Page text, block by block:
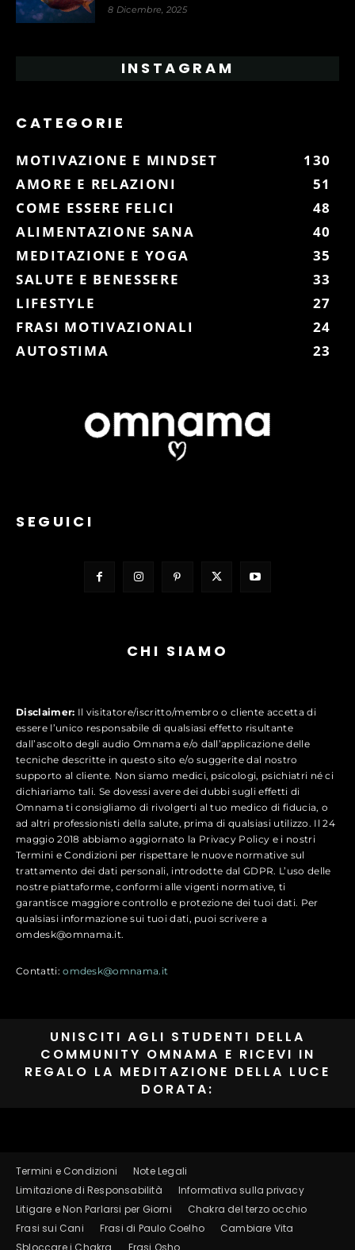
8 Dicembre, 2025
INSTAGRAM
CATEGORIE
MOTIVAZIONE E MINDSET
130
AMORE E RELAZIONI
51
COME ESSERE FELICI
48
ALIMENTAZIONE SANA
40
MEDITAZIONE E YOGA
35
SALUTE E BENESSERE
33
LIFESTYLE
27
FRASI MOTIVAZIONALI
24
AUTOSTIMA
23
SEGUICI
CHI SIAMO
Disclaimer: Il visitatore/iscritto/membro o cliente accetta di
essere l’unico responsabile di qualsiasi effetto risultante
dall’ascolto degli audio Omnama e/o dall’applicazione delle
tecniche descritte in questo sito e/o suggerite dal nostro
supporto al cliente. Non siamo medici, psicologi, psichiatri né ci
dichiariamo tali. Se dovessi avere dei dubbi sugli effetti di
Omnama ti consigliamo di rivolgerti al tuo medico di fiducia, o
ad altri professionisti della salute, prima di qualsiasi utilizzo. Il 24
maggio 2018 abbiamo aggiornato la Privacy Policy e i nostri
Termini e Condizioni per rispettare le nuove normative sul
trattamento dei dati personali, introdotte dal GDPR. L’uso delle
nostre piattaforme, conformi alle vigenti normative, ti
garantisce maggiore controllo e protezione dei tuoi dati. Per
qualsiasi informazione sui tuoi dati, puoi scrivere a
omdesk@omnama.it.
Contatti:omdesk@omnama.it
UNISCITI AGLI STUDENTI DELLA
COMMUNITY OMNAMA E RICEVI IN
REGALO LA MEDITAZIONE DELLA LUCE
DORATA:
Termini e Condizioni
Note Legali
Limitazione di Responsabilità
Informativa sulla privacy
Litigare e Non Parlarsi per Giorni
Chakra del terzo occhio
Frasi sui Cani
Frasi di Paulo Coelho
Cambiare Vita
Sbloccare i Chakra
Frasi Osho